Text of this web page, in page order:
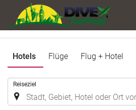
Hotels Flüge Flug + Hotel
Reiseziel